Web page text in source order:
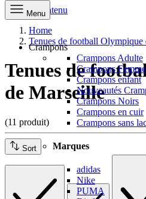
Aller au contenu
Menu
Crampons
Crampons Adulte
Crampons Femme
Crampons enfant
Nouveautés
Crampons Noirs
Crampons en cuir
Crampons sans
Marques
adidas
Nike
PUMA
Home
Tenues de football Olympique
Tenues de
de Marseille
(11 produit)
Sort